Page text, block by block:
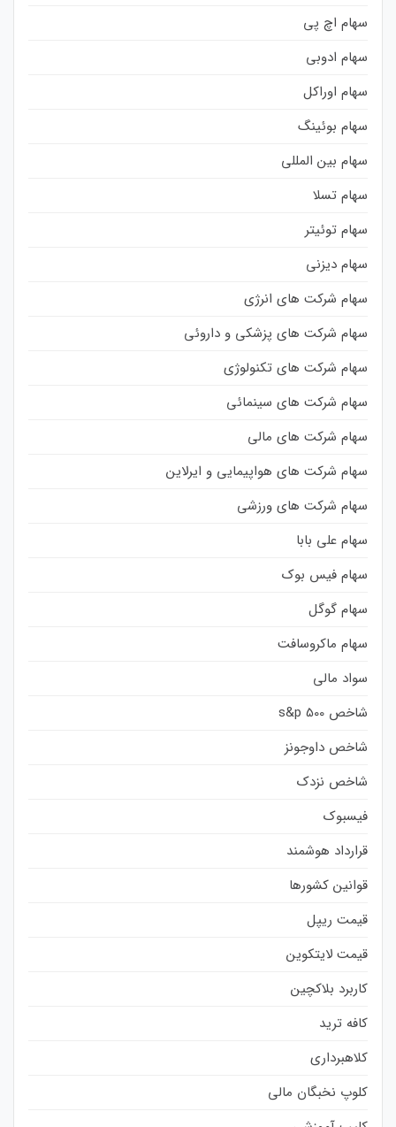
سهام اچ پی
سهام ادوبی
سهام اوراکل
سهام بوئینگ
سهام بین المللی
سهام تسلا
سهام توئیتر
سهام دیزنی
سهام شرکت های انرژی
سهام شرکت های پزشکی و داروئی
سهام شرکت های تکنولوژی
سهام شرکت های سینمائی
سهام شرکت های مالی
سهام شرکت های هواپیمایی و ایرلاین
سهام شرکت های ورزشی
سهام علی بابا
سهام فیس بوک
سهام گوگل
سهام ماکروسافت
سواد مالی
شاخص s&p 500
شاخص داوجونز
شاخص نزدک
فیسبوک
قرارداد هوشمند
قوانین کشورها
قیمت ریپل
قیمت لایتکوین
کاربرد بلاکچین
کافه ترید
کلاهبرداری
کلوپ نخبگان مالی